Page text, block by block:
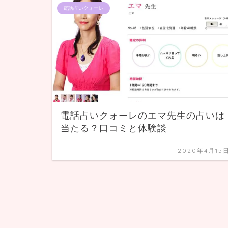
電話占いクォーレ
電話占いクォーレのエマ先生の占いは
当たる？口コミと体験談
2020年4月15